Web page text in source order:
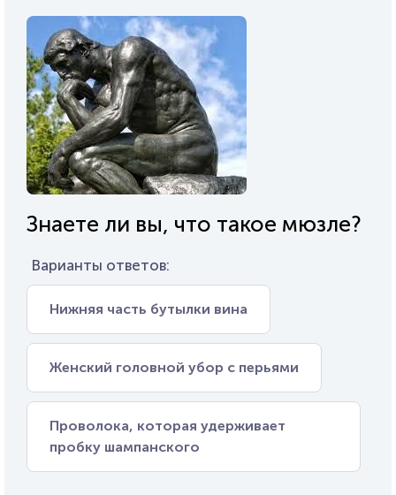
Знаете ли вы, что такое мюзле?
Варианты ответов:
Нижняя часть бутылки вина
Женский головной убор с перьями
Проволока, которая удерживает
пробку шампанского